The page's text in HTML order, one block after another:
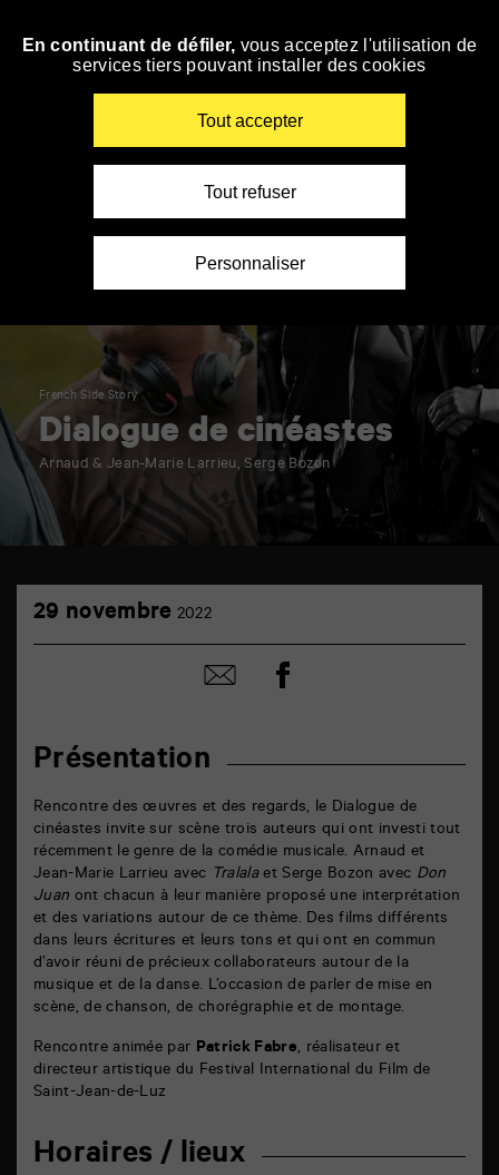
Accéder
French Side Story
Dialogue de cinéastes
Arnaud & Jean-Marie Larrieu, Serge Bozon
auditorium
Présentation
Rencontre des œuvres et des regards, le Dialogue de
cinéastes invite sur scène trois auteurs qui ont investi tout
récemment le genre de la comédie musicale. Arnaud et
Jean-Marie Larrieu avec Tralalaet Serge Bozon avec Don
Juan ont chacun à leur manière proposé une interprétation
et des variations autour de ce thème. Des films différents
dans leurs écritures et leurs tons et qui ont en commun
d’avoir réuni de précieux collaborateurs autour de la
musique et de la danse. L’occasion de parler de mise en
scène, de chanson, de chorégraphie et de montage.
Rencontre animée par Patrick Fabre, réalisateur et
directeur artistique du Festival International du Film de
Saint-Jean-de-Luz
Horaires / lieux
29 novembre 202229
Partager
par
Partager
sur
En continuant de défiler, vous acceptez l'utilisation de
services tiers pouvant installer des cookies
Tout accepter
Tout refuser
Personnaliser